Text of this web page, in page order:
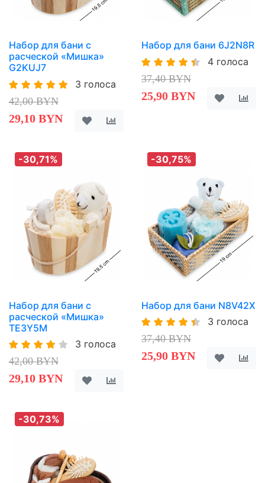
Набор для бани с
расческой «Мишка»
G2KUJ7
3 голоса
42,00 BYN
29,10 BYN
Набор для бани 6J2N8R
4 голоса
37,40 BYN
25,90 BYN
-30,71%
Набор для бани с
расческой «Мишка»
TE3Y5M
3 голоса
42,00 BYN
29,10 BYN
-30,75%
Набор для бани N8V42X
3 голоса
37,40 BYN
25,90 BYN
-30,73%